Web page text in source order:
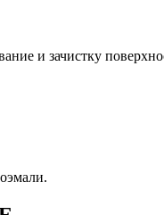
и зачистку